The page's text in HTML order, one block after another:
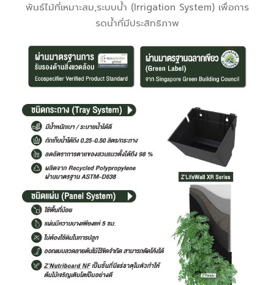
พันธ์ไม้ที่เหมาะสม,ระบบน้ำ (Irrigation System) เพื่อการ
รดน้ำที่มีประสิทธิภาพ